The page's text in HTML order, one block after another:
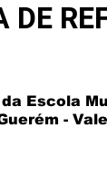
DE
Escola
-